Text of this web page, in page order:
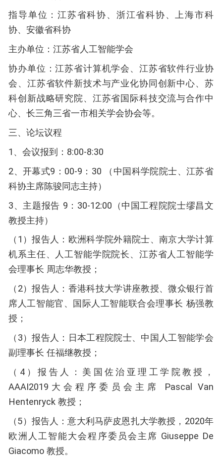
指导单位：江苏省科协、浙江省科协、上海市科
协、安徽省科协
主办单位：江苏省人工智能学会
协办单位：江苏省计算机学会、江苏省软件行业协
会、江苏省软件新技术与产业化协同创新中心、苏
科创新战略研究院、江苏省国际科技交流与合作中
心、长三角三省一市相关学会协会等。
三、论坛议程
1、会议报到：8:00-8:30
2、开幕式9：00-9：30 （中国科学院院士、江苏省
科协主席陈骏同志主持）
3、主题报告 9：30-12:00（中国工程院院士缪昌文
教授主持）
（1）报告人：欧洲科学院外籍院士、南京大学计算
机系主任、人工智能学院院长、江苏省人工智能学
会理事长 周志华教授；
（2）报告人：香港科技大学讲座教授、微众银行首
席人工智能官、国际人工智能联合会理事长 杨强教
授；
（3）报告人：日本工程院院士、中国人工智能学会
副理事长 任福继教授；
（4）报告人：美国佐治亚理工学院教授，
AAAI2019大会程序委员会主席 Pascal Van
Hentenryck 教授；
（5）报告人：意大利马萨皮恩扎大学教授，2020年
欧洲人工智能大会程序委员会主席 Giuseppe De
Giacomo 教授。